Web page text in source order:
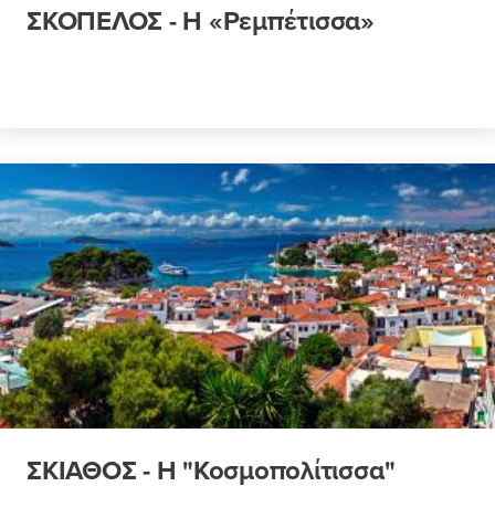
ΣΚΟΠΕΛΟΣ - Η «Ρεμπέτισσα»
ΣΚΙΑΘΟΣ - Η "Κοσμοπολίτισσα"